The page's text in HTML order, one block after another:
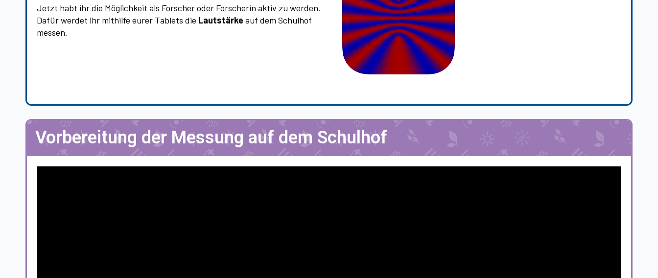
Jetzt habt ihr die Möglichkeit als Forscher oder Forscherin aktiv zu werden.
Dafür werdet ihr mithilfe eurer Tablets die Lautstärke auf dem Schulhof
messen.
Vorbereitung der Messung auf dem Schulhof